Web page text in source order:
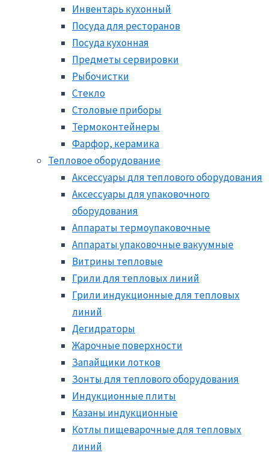
Инвентарь кухонный
Посуда для ресторанов
Посуда кухонная
Предметы сервировки
Рыбочистки
Стекло
Столовые приборы
Термоконтейнеры
Фарфор, керамика
Тепловое оборудование
Аксессуары для теплового оборудования
Аксессуары для упаковочного
оборудования
Аппараты термоупаковочные
Аппараты упаковочные вакуумные
Витрины тепловые
Грили для тепловых линий
Грили индукционные для тепловых
линий
Дегидраторы
Жарочные поверхности
Запайщики лотков
Зонты для теплового оборудования
Индукционные плиты
Казаны индукционные
Котлы пищеварочные для тепловых
линий